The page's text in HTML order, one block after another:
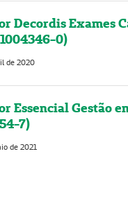
Decordis Exames
0)
de 2020
Essencial Gestão
7)
de 2021